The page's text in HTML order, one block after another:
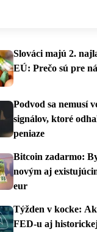
Slováci majú 2.
EÚ: Prečo sú pre
Podvod sa nemusí
signálov, ktoré
peniaze
Bitcoin zadarmo:
novým aj
eur
Týžden v kocke:
FED-u aj